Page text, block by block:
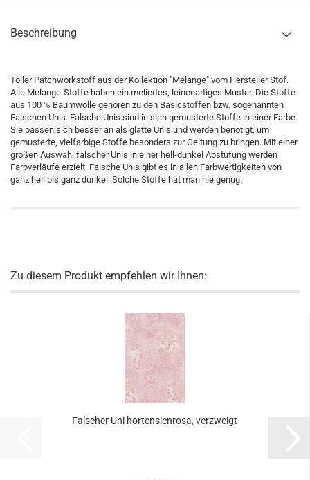
Beschreibung
Toller Patchworkstoff aus der Kollektion "Melange" vom Hersteller Stof.
Alle Melange-Stoffe haben ein meliertes, leinenartiges Muster. Die Stoffe
aus 100 % Baumwolle gehören zu den Basicstoffen bzw. sogenannten
Falschen Unis. Falsche Unis sind in sich gemusterte Stoffe in einer Farbe.
Sie passen sich besser an als glatte Unis und werden benötigt, um
gemusterte, vielfarbige Stoffe besonders zur Geltung zu bringen. Mit einer
großen Auswahl falscher Unis in einer hell-dunkel Abstufung werden
Farbverläufe erzielt. Falsche Unis gibt es in allen Farbwertigkeiten von
ganz hell bis ganz dunkel. Solche Stoffe hat man nie genug.
Zu diesem Produkt empfehlen wir Ihnen:
Falscher Uni hortensienrosa, verzweigt